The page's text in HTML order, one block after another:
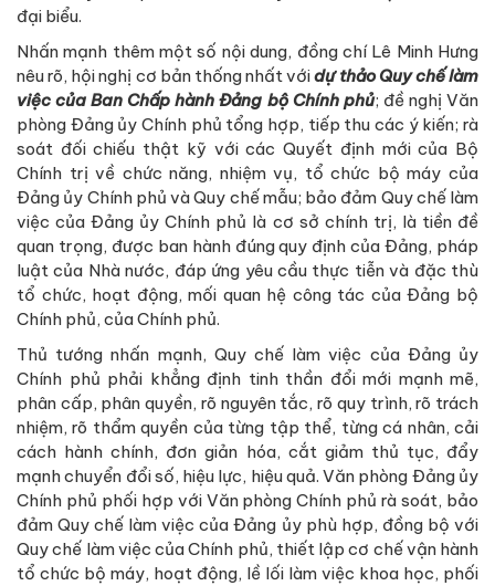
đại biểu.
Nhấn mạnh thêm một số nội dung, đồng chí Lê Minh Hưng
nêu rõ, hội nghị cơ bản thống nhất vớidự thảo Quy chế làm
việc của Ban Chấp hành Đảng bộ Chính phủ; đề nghị Văn
phòng Đảng ủy Chính phủ tổng hợp, tiếp thu các ý kiến; rà
soát đối chiếu thật kỹ với các Quyết định mới của Bộ
Chính trị về chức năng, nhiệm vụ, tổ chức bộ máy của
Đảng ủy Chính phủ và Quy chế mẫu; bảo đảm Quy chế làm
việc của Đảng ủy Chính phủ là cơ sở chính trị, là tiền đề
quan trọng, được ban hành đúng quy định của Đảng, pháp
luật của Nhà nước, đáp ứng yêu cầu thực tiễn và đặc thù
tổ chức, hoạt động, mối quan hệ công tác của Đảng bộ
Chính phủ, của Chính phủ.
Thủ tướng nhấn mạnh, Quy chế làm việc của Đảng ủy
Chính phủ phải khẳng định tinh thần đổi mới mạnh mẽ,
phân cấp, phân quyền, rõ nguyên tắc, rõ quy trình, rõ trách
nhiệm, rõ thẩm quyền của từng tập thể, từng cá nhân, cải
cách hành chính, đơn giản hóa, cắt giảm thủ tục, đẩy
mạnh chuyển đổi số, hiệu lực, hiệu quả. Văn phòng Đảng ủy
Chính phủ phối hợp với Văn phòng Chính phủ rà soát, bảo
đảm Quy chế làm việc của Đảng ủy phù hợp, đồng bộ với
Quy chế làm việc của Chính phủ, thiết lập cơ chế vận hành
tổ chức bộ máy, hoạt động, lề lối làm việc khoa học, phối